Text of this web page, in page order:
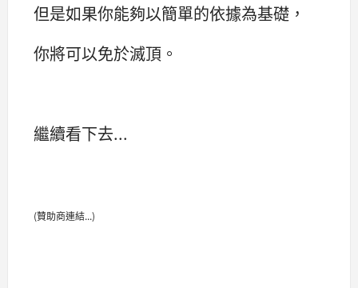
但是如果你能夠以簡單的依據為基礎，
你將可以免於滅頂。
繼續看下去...
(贊助商連結...)